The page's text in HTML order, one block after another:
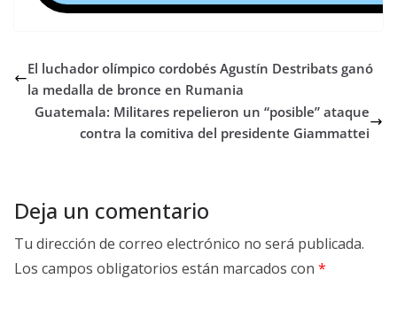
El luchador olímpico cordobés Agustín Destribats ganó
la medalla de bronce en Rumania
Guatemala: Militares repelieron un “posible” ataque
contra la comitiva del presidente Giammattei
Deja un comentario
Tu dirección de correo electrónico no será publicada.
Los campos obligatorios están marcados con *